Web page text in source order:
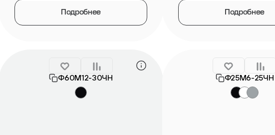
Подробнее Подробнее
Ф60М12-30ЧН Ф25М6-25ЧН